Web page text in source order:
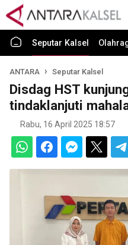
Seputar Kalsel
ANTARA Seputar Kalsel
Disdag HST
tindaklanjuti
Rabu, 16 April 2025 18:57